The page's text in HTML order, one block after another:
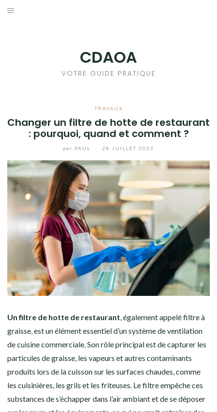
Aller
CDAOA
VOTRE GUIDE PRATIQUE
TRAVAUX
Changer un filtre de hotte de restaurant
: pourquoi, quand et comment ?
par PAUL 28 JUILLET 2023
Un filtre de hotte de restaurant , également appelé filtre à
graisse, est un élément essentiel d’un système de ventilation
de cuisine commerciale. Son rôle principal est de capturer les
particules de graisse, les vapeurs et autres contaminants
produits lors de la cuisson sur les surfaces chaudes, comme
les cuisinières, les grils et les friteuses. Le filtre empêche ces
substances de s’échapper dans l’air ambiant et de se déposer
JARDIN & EXTÉRIEUR
NEWS
TRAVAUX